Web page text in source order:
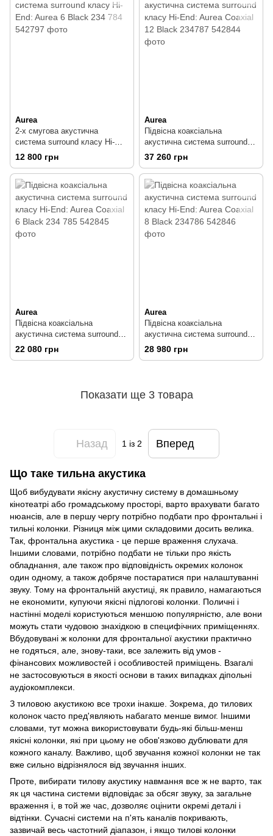
Aurea
2-х смугова акустична
система surround класу Hi-
End: Aurea 6 Black 234 784
12 800 грн
Aurea
Підвісна коаксіальна
акустична система surround
класу Hi-End: Aurea Coaxial 12
Black 234787
37 260 грн
Aurea
Підвісна коаксіальна
акустична система surround
класу Hi-End: Aurea Coaxial 6
Black 234 785
22 080 грн
Aurea
Підвісна коаксіальна
акустична система surround
класу Hi-End: Aurea Coaxial 8
Black 234786
28 980 грн
Показати ще 3 товара
Назад 1 із 2 Вперед
Що таке тильна акустика
Щоб вибудувати якісну акустичну систему в домашньому
кінотеатрі або громадському просторі, варто врахувати багато
нюансів, але в першу чергу потрібно подбати про фронтальні і
тильні колонки. Різниця між цими складовими досить велика.
Так, фронтальна акустика - це перше враження слухача.
Іншими словами, потрібно подбати не тільки про якість
обладнання, але також про відповідність окремих колонок
один одному, а також добряче постаратися при налаштуванні
звуку. Тому на фронтальній акустиці, як правило, намагаються
не економити, купуючи якісні підлогові колонки. Поличні і
настінні моделі користуються меншою популярністю, але вони
можуть стати чудовою знахідкою в специфічних приміщеннях.
Вбудовувані ж колонки для фронтальної акустики практично
не годяться, але, знову-таки, все залежить від умов -
фінансових можливостей і особливостей приміщень. Взагалі
не застосовуються в якості основи в таких випадках діпольні
аудіокомплекси.
З тиловою акустикою все трохи інакше. Зокрема, до тилових
колонок часто пред'являють набагато менше вимог. Іншими
словами, тут можна використовувати будь-які більш-менш
якісні колонки, які при цьому не обов'язково дублювати для
кожного каналу. Важливо, щоб звучання кожної колонки не так
вже сильно відрізнялося від звучання інших.
Проте, вибирати тилову акустику навмання все ж не варто, так
як ця частина системи відповідає за обсяг звуку, за загальне
враження і, в той же час, дозволяє оцінити окремі деталі і
відтінки. Сучасні системи на п'ять каналів покривають,
зазвичай весь частотний діапазон, і якщо тилові колонки